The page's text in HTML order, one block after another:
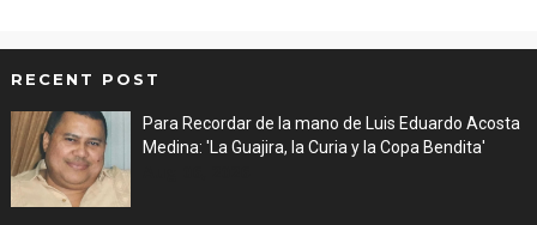
RECENT POST
Para Recordar de la mano de Luis Eduardo Acosta
Medina: 'La Guajira, la Curia y la Copa Bendita'